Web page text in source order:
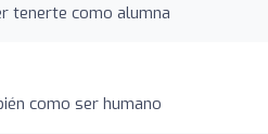
tenerte como alumna
como ser humano